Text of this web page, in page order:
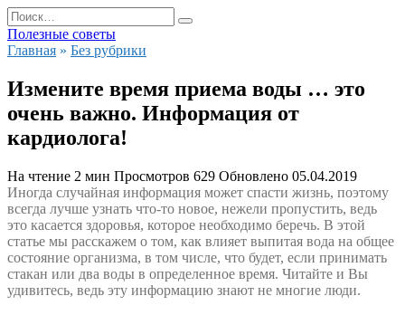
Перейти
к
содержанию
Search
for:
Полезные советы
Главная » Без рубрики
Измените время приема воды … это
очень важно. Информация от
кардиолога!
На чтение 2 мин Просмотров 629 Обновлено 05.04.2019
Иногда случайная информация может спасти жизнь, поэтому
всегда лучше узнать что-то новое, нежели пропустить, ведь
это касается здоровья, которое необходимо беречь. В этой
статье мы расскажем о том, как влияет выпитая вода на общее
состояние организма, в том числе, что будет, если принимать
стакан или два воды в определенное время. Читайте и Вы
удивитесь, ведь эту информацию знают не многие люди.